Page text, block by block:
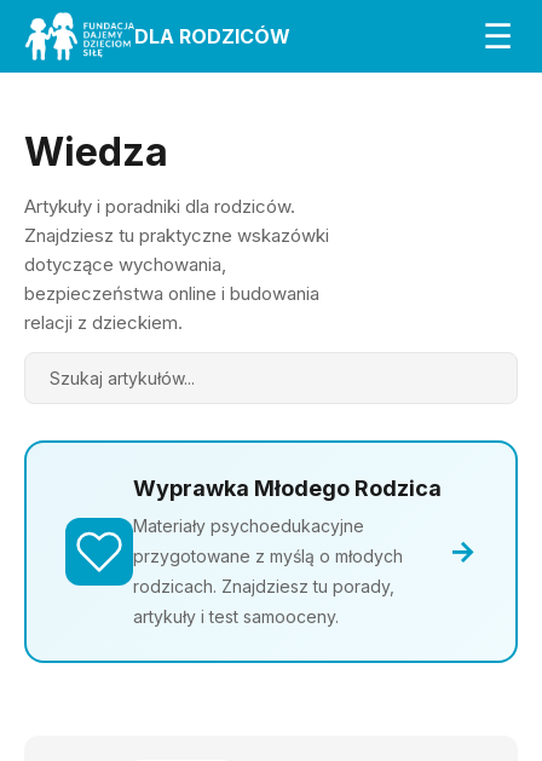
DLA RODZICÓW ☰
Wiedza
Artykuły i poradniki dla rodziców.
Znajdziesz tu praktyczne wskazówki
dotyczące wychowania,
bezpieczeństwa online i budowania
relacji z dzieckiem.
Search
Wyprawka Młodego Rodzica
Materiały psychoedukacyjne
przygotowane z myślą o młodych
rodzicach. Znajdziesz tu porady,
artykuły i test samooceny.
→